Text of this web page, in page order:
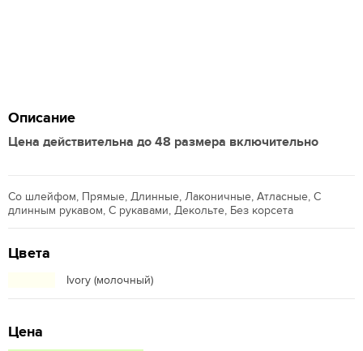
Описание
Цена действительна до 48 размера включительно
Со шлейфом, Прямые, Длинные, Лаконичные, Атласные, С
длинным рукавом, С рукавами, Декольте, Без корсета
Цвета
Ivory (молочный)
Цена